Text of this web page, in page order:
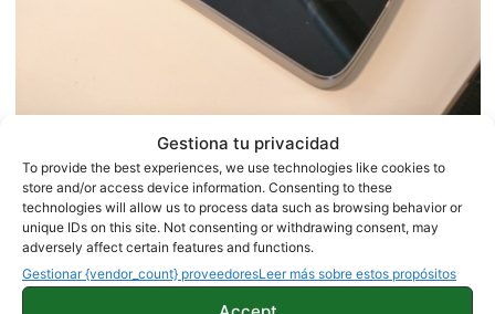
Gestiona tu privacidad
To provide the best experiences, we use technologies like cookies to
store and/or access device information. Consenting to these
technologies will allow us to process data such as browsing behavior or
unique IDs on this site. Not consenting or withdrawing consent, may
adversely affect certain features and functions.
Gestionar {vendor_count} proveedoresLeer más sobre estos propósitos
El otro terminal que hemos podido probar de
Motorola ha sido el recién presentado Moto Z
Play. Este terminal tiene un procesador
Qualcomm Snapdragon 652, 3 GB de memoria